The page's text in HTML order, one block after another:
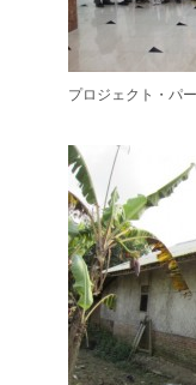
プロジェクト・パ